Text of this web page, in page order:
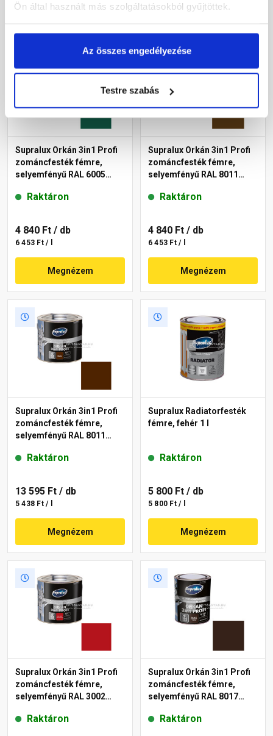
Ön által használt más szolgáltatásokból gyűjtöttek.
Az összes engedélyezése
Testre szabás
Megnézem Megnézem
Supralux Orkán 3in1 Profi
zománcfesték fémre,
selyemfényű RAL 6005
Raktáron
4 840 Ft / db
6 453 Ft / l
Megnézem
Supralux Orkán 3in1 Profi
zománcfesték fémre,
selyemfényű RAL 8011
Raktáron
4 840 Ft / db
6 453 Ft / l
Megnézem
Supralux Orkán 3in1 Profi
zománcfesték fémre,
selyemfényű RAL 8011
Raktáron
13 595 Ft / db
5 438 Ft / l
Megnézem
Supralux Radiatorfesték
fémre, fehér 1 l
Raktáron
5 800 Ft / db
5 800 Ft / l
Megnézem
Supralux Orkán 3in1 Profi
zománcfesték fémre,
selyemfényű RAL 3002
Raktáron
Supralux Orkán 3in1 Profi
zománcfesték fémre,
selyemfényű RAL 8017
Raktáron